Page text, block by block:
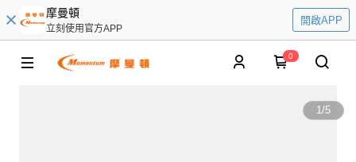
摩曼頓
立刻使用官方APP
開啟APP
0
1/5